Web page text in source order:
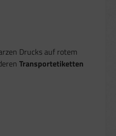
Drucks auf rotem
Transportetiketten